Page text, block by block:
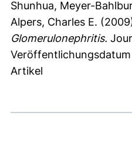
Shunhua, Meyer-
Alpers, Charles E.
Glomerulonephritis.
Veröffentlichungsdatum
Artikel